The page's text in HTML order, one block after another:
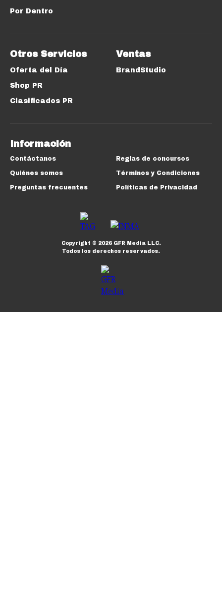
Por Dentro
Otros Servicios
Oferta del Día
Shop PR
Clasificados PR
Ventas
BrandStudio
Información
Contáctanos
Quiénes somos
Preguntas frecuentes
Reglas de concursos
Términos y Condiciones
Políticas de Privacidad
Copyright © 2026GFR Media LLC.
Todos los derechos reservados.